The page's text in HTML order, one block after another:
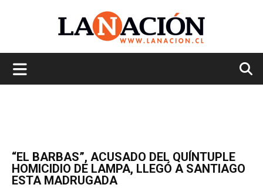
“EL BARBAS”, ACUSADO DEL QUÍNTUPLE
HOMICIDIO DE LAMPA, LLEGÓ A SANTIAGO
ESTA MADRUGADA